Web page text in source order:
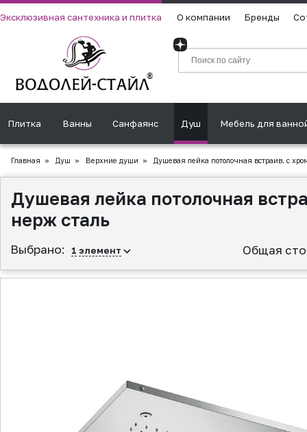
Эксклюзивная сантехника и плитка О компании Бренды
Плитка Ванны Санфаянс Душ Мебель для
Главная » Душ » Верхние души » Душевая лейка потолочная встраив. с
Душевая лейка потолочная
нерж сталь
Выбрано: 1 элемент Общая